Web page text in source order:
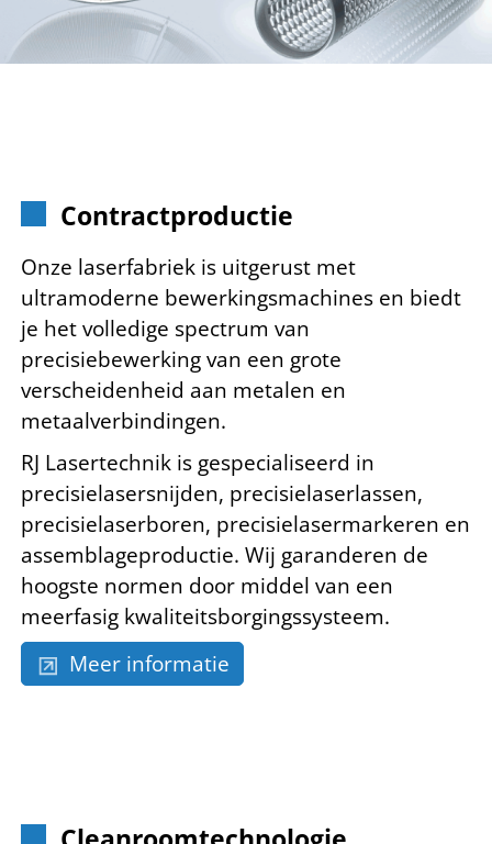
Contractproductie
Onze laserfabriek is uitgerust met
ultramoderne bewerkingsmachines en biedt
je het volledige spectrum van
precisiebewerking van een grote
verscheidenheid aan metalen en
metaalverbindingen.
RJ Lasertechnik is gespecialiseerd in
precisielasersnijden, precisielaserlassen,
precisielaserboren, precisielasermarkeren en
assemblageproductie. Wij garanderen de
hoogste normen door middel van een
meerfasig kwaliteitsborgingssysteem.
Meer informatie